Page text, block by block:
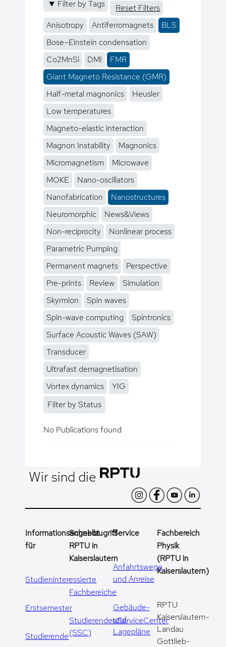
Filter by Tags
Reset Filters
Anisotropy
Antiferromagnets
BLS
Bose–Einstein condensation
Co2MnSi
DMI
FMR
Giant Magneto Resistance (GMR)
Half-metal magnonics
Heusler
Low temperatures
Magneto-elastic interaction
Magnon Instability
Magnonics
Micromagnetism
Microwave
MOKE
Nano-oscillators
Nanofabrication
Nanostructures
Neuromorphic
News&Views
Non-reciprocity
Nonlinear process
Parametric Pumping
Permanent magnets
Perspective
Pre-prints
Review
Simulation
Skyrmion
Spin waves
Spin-wave computing
Spintronics
Surface Acoustic Waves (SAW)
Transducer
Ultrafast demagnetisation
Vortex dynamics
YIG
Filter by Status
No Publications found
Wir sind die
Informationsangebot
für
Studieninteressierte
Erstsemester
Studierende
Schnellzugriff
RPTU in
Kaiserslautern
Fachbereiche
StudierendenServiceCenter
(SSC)
Service
Anfahrtswege
und Anreise
Gebäude-
und
Lagepläne
Fachbereich
Physik
(RPTU in
Kaiserslautern)
RPTU
Kaiserslautern-
Landau
Gottlieb-